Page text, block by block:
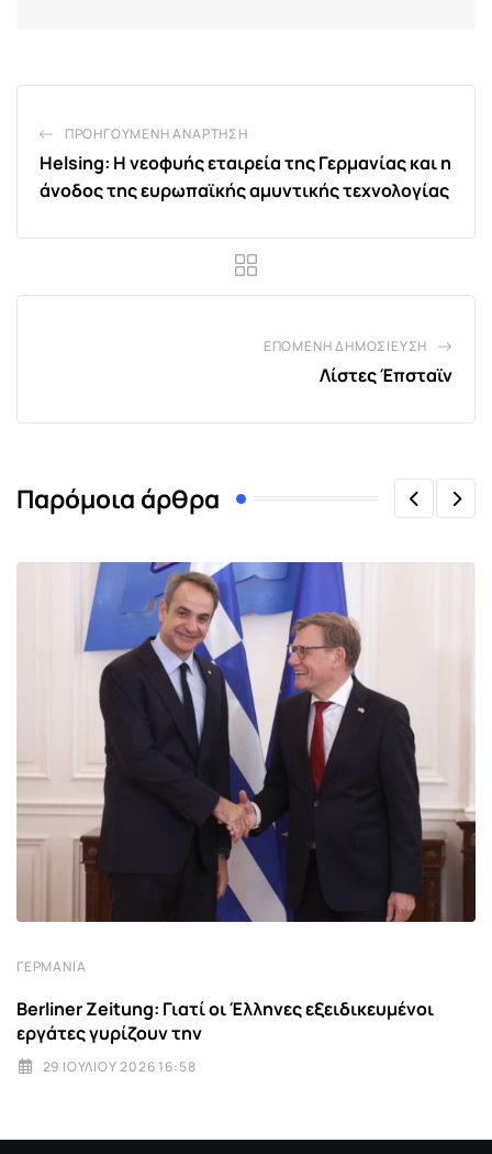
ΠΡΟΗΓΟΎΜΕΝΗ ΑΝΆΡΤΗΣΗ
Helsing: Η νεοφυής εταιρεία της Γερμανίας και η
άνοδος της ευρωπαϊκής αμυντικής τεχνολογίας
ΕΠΌΜΕΝΗ ΔΗΜΟΣΊΕΥΣΗ
Λίστες Έπσταϊν
Παρόμοια άρθρα
ΓΕΡΜΑΝΊΑ
Berliner Zeitung: Γιατί οι Έλληνες εξειδικευμένοι
εργάτες γυρίζουν την
29 ΙΟΥΛΊΟΥ 2026 16:58